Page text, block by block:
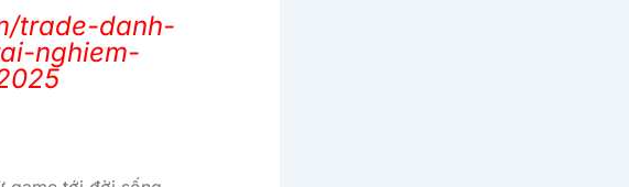
trade-danh-
nghiem-